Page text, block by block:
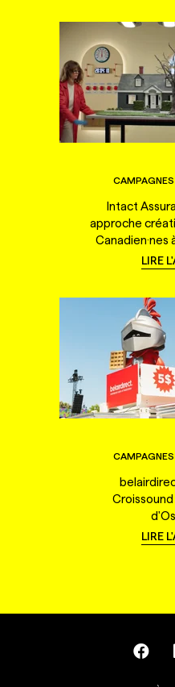
Intact
approche
Canadien·nes
LIRE
LIRE